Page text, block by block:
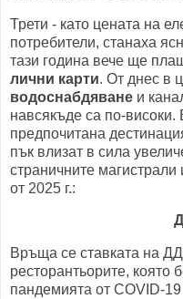
Трети - като цената на
потребители, станаха
тази година вече ще
лични карти. От днес в
водоснабдяване и
навсякъде са по-високи.
предпочитана
пък влизат в сила
страничните
от 2025 г.:
ДДС
Връща се ставката на
ресторантьорите,
пандемията от COVID-